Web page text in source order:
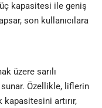
kapasitesi ile geniş
son kullanıcılara
üzere sarılı
Özellikle, liflerin
artırır,